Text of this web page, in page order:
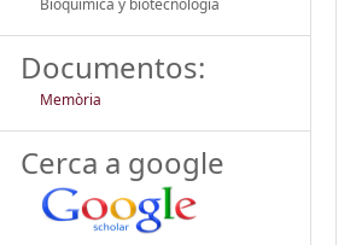
Bioquímica y biotecnología
Documentos:
Memòria
Cerca a google